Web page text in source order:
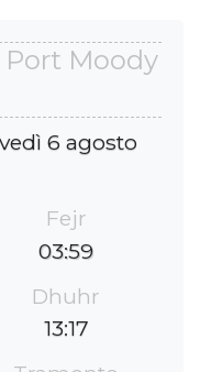
Port Moody
6 agosto
Fejr
03:59
Dhuhr
13:17